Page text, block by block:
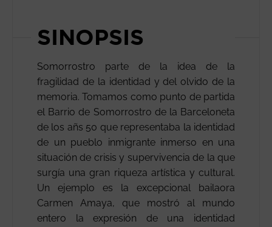
SINOPSIS
Somorrostro parte de la idea de la
fragilidad de la identidad y del olvido de la
memoria. Tomamos como punto de partida
el Barrio de Somorrostro de la Barceloneta
de los añs 50 que representaba la identidad
de un pueblo inmigrante inmerso en una
situación de crisis y supervivencia de la que
surgía una gran riqueza artística y cultural.
Un ejemplo es la excepcional bailaora
Carmen Amaya, que mostró al mundo
entero la expresión de una identidad